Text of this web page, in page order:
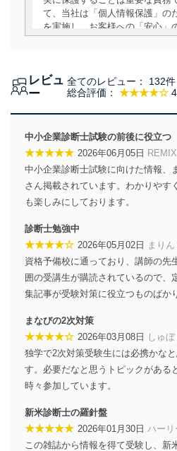
て、当社は「個人情報保護」の
を実施し、お客様への「安心」
当社は、個人情報の取得・利用
達成に必要な範囲内で適法かつ
得・利用・提供を行います。ま
個人情報は、同意を得ずに目的
供・開示は行いません。当社に
みを確実にするため、従業者等
ます。また、目的外利用を行わ
措置を講じます。
法令遵守
当社は、個人情報に関連する法
その他の規範を遵守します。ま
に、これらの法令及びその他の
す。
個人情報の安全管理措置
当社は、個人情報の正確性及び
に、下記セキュリティ対策をは
施し、個人情報の漏えい、滅失
正に努めます。
個人データを取り扱うこ
機器を取り扱う従業者を
の不要なアクセスを防止
レビュ
ー
総合評価： ★★★★☆
全てのレビュー： 132件
中小企業診断士試験の前後に役立つ
★★★★★ 2026年06月05日
中小企業診断士試験に向けた情報、
さん掲載されています。わかりやす
も楽しみにしております。
診断士勉強中
★★★★☆ 2026年05月02日 まり
資格予備校に通っており、講師の先
囲の受講生が購読されているので、
集記事が受験対策に役立つものばか
まなびの2次対策
★★★★☆ 2026年03月08日 しゅ
独学で2次対策受験生には必携かな
す。必要だなと思うトピックがある
時々参加しています。
新米診断士の羅針盤
★★★★★ 2026年01月30日 ハーリ
この雑誌から情報を得て受験し、新